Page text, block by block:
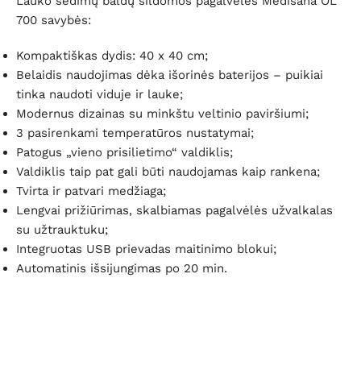
700 savybės:
Kompaktiškas dydis: 40 x 40 cm;
Belaidis naudojimas dėka išorinės baterijos – puikiai
tinka naudoti viduje ir lauke;
Modernus dizainas su minkštu veltinio paviršiumi;
3 pasirenkami temperatūros nustatymai;
Patogus „vieno prisilietimo“ valdiklis;
Valdiklis taip pat gali būti naudojamas kaip rankena;
Tvirta ir patvari medžiaga;
Lengvai prižiūrimas, skalbiamas pagalvėlės užvalkalas
su užtrauktuku;
Integruotas USB prievadas maitinimo blokui;
Automatinis išsijungimas po 20 min.